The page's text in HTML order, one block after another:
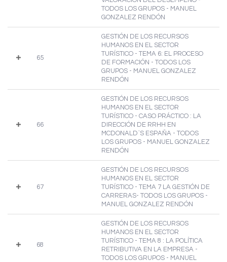
TODOS LOS GRUPOS - MANUEL
GONZALEZ RENDÓN
65
GESTIÓN DE LOS RECURSOS
HUMANOS EN EL SECTOR
TURÍSTICO - TEMA 6: EL PROCESO
DE FORMACIÓN - TODOS LOS
GRUPOS - MANUEL GONZALEZ
RENDÓN
66
GESTIÓN DE LOS RECURSOS
HUMANOS EN EL SECTOR
TURÍSTICO - CASO PRÁCTICO : LA
DIRECCIÓN DE RRHH EN
MCDONALD`S ESPAÑA - TODOS
LOS GRUPOS - MANUEL GONZALEZ
RENDÓN
67
GESTIÓN DE LOS RECURSOS
HUMANOS EN EL SECTOR
TURÍSTICO - TEMA 7 LA GESTIÓN DE
CARRERAS- TODOS LOS GRUPOS -
MANUEL GONZALEZ RENDÓN
68
GESTIÓN DE LOS RECURSOS
HUMANOS EN EL SECTOR
TURÍSTICO - TEMA 8 : LA POLÍTICA
RETRIBUTIVA EN LA EMPRESA -
TODOS LOS GRUPOS - MANUEL